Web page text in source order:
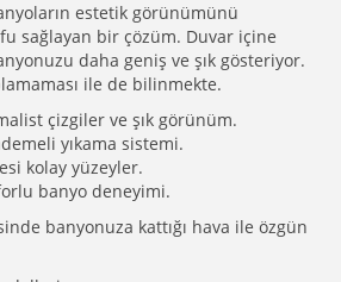
estetik görünümünü
sağlayan bir çözüm. Duvar içine
daha geniş ve şık gösteriyor.
ile de bilinmekte.
çizgiler ve şık görünüm.
yıkama sistemi.
kolay yüzeyler.
banyo deneyimi.
banyonuza kattığı hava ile özgün